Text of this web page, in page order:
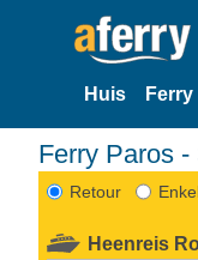
Huis
Ferry Paros -
Retour
Heenreis